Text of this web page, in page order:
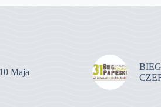
Maja